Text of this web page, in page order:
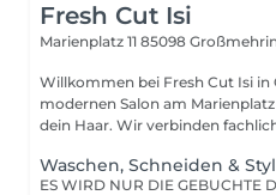
Fresh Cut Isi
Marienplatz 11 85098
Willkommen bei Fresh Cut Isi
modernen Salon am
dein Haar. Wir verbinden
Waschen, Schneiden &